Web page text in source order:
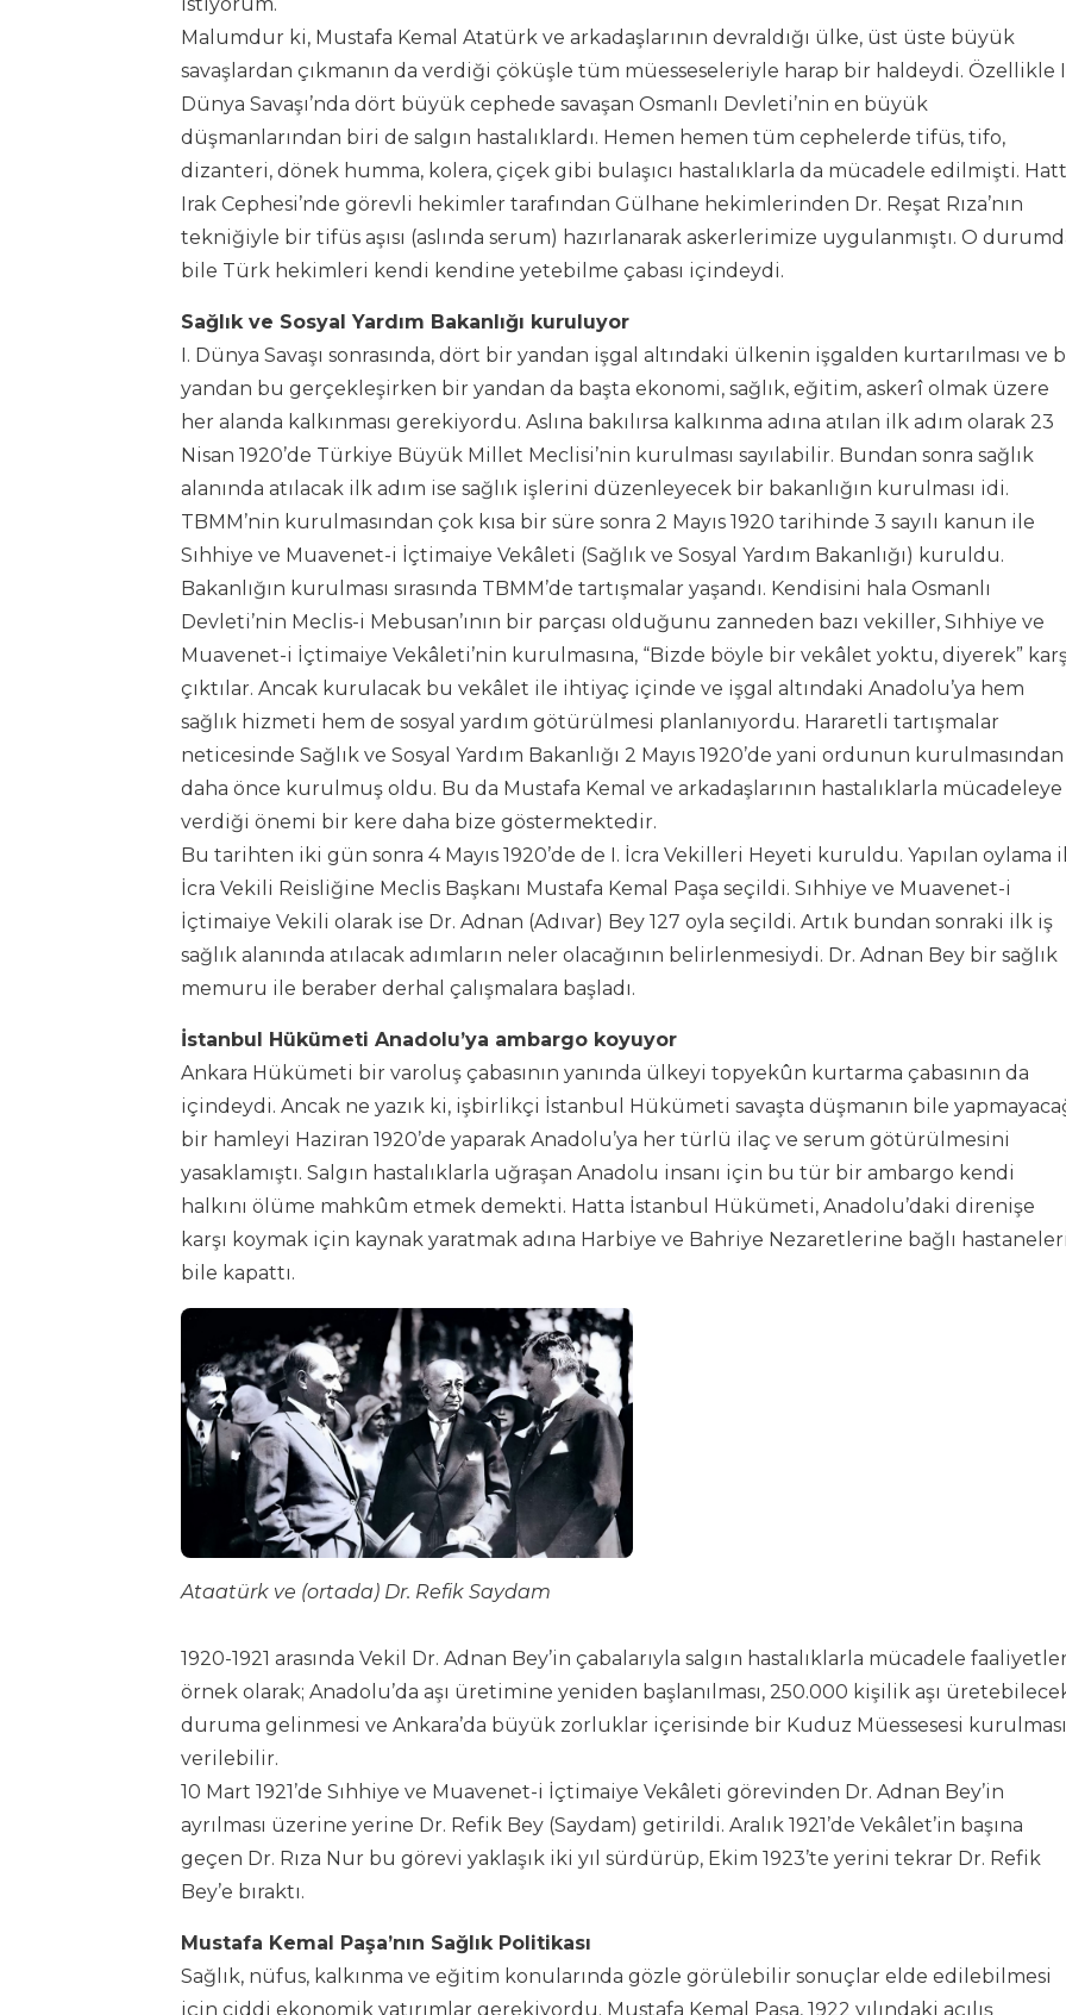
Malumdur ki, Mustafa Kemal Atatürk ve arkadaşlarının devraldığı ülke, üst üste büyük
savaşlardan çıkmanın da verdiği çöküşle tüm müesseseleriyle harap bir haldeydi. Özellikle
Dünya Savaşı’nda dört büyük cephede savaşan Osmanlı Devleti’nin en büyük
düşmanlarından biri de salgın hastalıklardı. Hemen hemen tüm cephelerde tifüs, tifo,
dizanteri, dönek humma, kolera, çiçek gibi bulaşıcı hastalıklarla da mücadele edilmişti.
Irak Cephesi’nde görevli hekimler tarafından Gülhane hekimlerinden Dr. Reşat Rıza’nın
tekniğiyle bir tifüs aşısı (aslında serum) hazırlanarak askerlerimize uygulanmıştı. O
bile Türk hekimleri kendi kendine yetebilme çabası içindeydi.
Sağlık ve Sosyal Yardım Bakanlığı kuruluyor
I. Dünya Savaşı sonrasında, dört bir yandan işgal altındaki ülkenin işgalden kurtarılması ve
yandan bu gerçekleşirken bir yandan da başta ekonomi, sağlık, eğitim, askerî olmak üzere
her alanda kalkınması gerekiyordu. Aslına bakılırsa kalkınma adına atılan ilk adım olarak 23
Nisan 1920’de Türkiye Büyük Millet Meclisi’nin kurulması sayılabilir. Bundan sonra sağlık
alanında atılacak ilk adım ise sağlık işlerini düzenleyecek bir bakanlığın kurulması idi.
TBMM’nin kurulmasından çok kısa bir süre sonra 2 Mayıs 1920 tarihinde 3 sayılı kanun ile
Sıhhiye ve Muavenet-i İçtimaiye Vekâleti (Sağlık ve Sosyal Yardım Bakanlığı) kuruldu.
Bakanlığın kurulması sırasında TBMM’de tartışmalar yaşandı. Kendisini hala Osmanlı
Devleti’nin Meclis-i Mebusan’ının bir parçası olduğunu zanneden bazı vekiller, Sıhhiye ve
Muavenet-i İçtimaiye Vekâleti’nin kurulmasına, “Bizde böyle bir vekâlet yoktu, diyerek”
çıktılar. Ancak kurulacak bu vekâlet ile ihtiyaç içinde ve işgal altındaki Anadolu’ya hem
sağlık hizmeti hem de sosyal yardım götürülmesi planlanıyordu. Hararetli tartışmalar
neticesinde Sağlık ve Sosyal Yardım Bakanlığı 2 Mayıs 1920’de yani ordunun kurulmasından
daha önce kurulmuş oldu. Bu da Mustafa Kemal ve arkadaşlarının hastalıklarla mücadeleye
verdiği önemi bir kere daha bize göstermektedir.
Bu tarihten iki gün sonra 4 Mayıs 1920’de de I. İcra Vekilleri Heyeti kuruldu. Yapılan oylama
İcra Vekili Reisliğine Meclis Başkanı Mustafa Kemal Paşa seçildi. Sıhhiye ve Muavenet-i
İçtimaiye Vekili olarak ise Dr. Adnan (Adıvar) Bey 127 oyla seçildi. Artık bundan sonraki ilk iş
sağlık alanında atılacak adımların neler olacağının belirlenmesiydi. Dr. Adnan Bey bir sağlık
memuru ile beraber derhal çalışmalara başladı.
İstanbul Hükümeti Anadolu’ya ambargo koyuyor
Ankara Hükümeti bir varoluş çabasının yanında ülkeyi topyekûn kurtarma çabasının da
içindeydi. Ancak ne yazık ki, işbirlikçi İstanbul Hükümeti savaşta düşmanın bile
bir hamleyi Haziran 1920’de yaparak Anadolu’ya her türlü ilaç ve serum götürülmesini
yasaklamıştı. Salgın hastalıklarla uğraşan Anadolu insanı için bu tür bir ambargo kendi
halkını ölüme mahkûm etmek demekti. Hatta İstanbul Hükümeti, Anadolu’daki direnişe
karşı koymak için kaynak yaratmak adına Harbiye ve Bahriye Nezaretlerine bağlı
bile kapattı.
Ataatürk ve (ortada) Dr. Refik Saydam
1920-1921 arasında Vekil Dr. Adnan Bey’in çabalarıyla salgın hastalıklarla mücadele
örnek olarak; Anadolu’da aşı üretimine yeniden başlanılması, 250.000 kişilik aşı
duruma gelinmesi ve Ankara’da büyük zorluklar içerisinde bir Kuduz Müessesesi kurulması
verilebilir.
10 Mart 1921’de Sıhhiye ve Muavenet-i İçtimaiye Vekâleti görevinden Dr. Adnan Bey’in
ayrılması üzerine yerine Dr. Refik Bey (Saydam) getirildi. Aralık 1921’de Vekâlet’in başına
geçen Dr. Rıza Nur bu görevi yaklaşık iki yıl sürdürüp, Ekim 1923’te yerini tekrar Dr. Refik
Bey’e bıraktı.
Mustafa Kemal Paşa’nın Sağlık Politikası
Sağlık, nüfus, kalkınma ve eğitim konularında gözle görülebilir sonuçlar elde edilebilmesi
için ciddi ekonomik yatırımlar gerekiyordu. Mustafa Kemal Paşa, 1922 yılındaki açılış